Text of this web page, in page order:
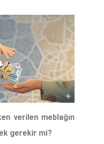
verilen meblağın
gerekir mi?